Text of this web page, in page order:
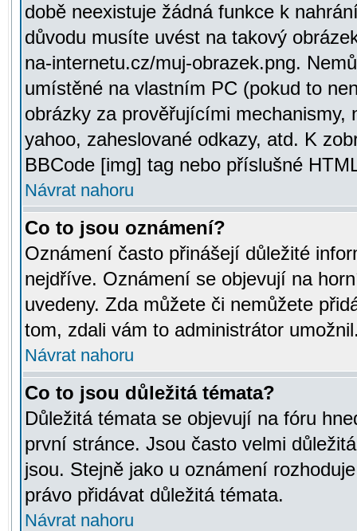
době neexistuje žádná funkce k
důvodu musíte uvést na takový
na-internetu.cz/muj-obrazek.png.
umístěné na vlastním PC (pokud to
obrázky za prověřujícími mechanismy,
yahoo, zaheslované odkazy, atd. K
BBCode [img] tag nebo příslušné
Návrat nahoru
Co to jsou oznámení?
Oznámení často přinášejí důležité
nejdříve. Oznámení se objevují na
uvedeny. Zda můžete či nemůžete
tom, zdali vám to administrátor
Návrat nahoru
Co to jsou důležitá témata?
Důležitá témata se objevují na fóru
první stránce. Jsou často velmi
jsou. Stejně jako u oznámení
právo přidávat důležitá témata.
Návrat nahoru